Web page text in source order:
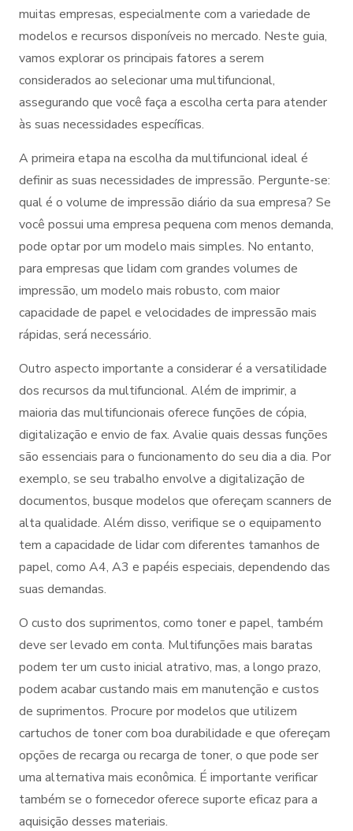
muitas empresas, especialmente com a variedade de
modelos e recursos disponíveis no mercado. Neste guia,
vamos explorar os principais fatores a serem
considerados ao selecionar uma multifuncional,
assegurando que você faça a escolha certa para atender
às suas necessidades específicas.
A primeira etapa na escolha da multifuncional ideal é
definir as suas necessidades de impressão. Pergunte-se:
qual é o volume de impressão diário da sua empresa? Se
você possui uma empresa pequena com menos demanda,
pode optar por um modelo mais simples. No entanto,
para empresas que lidam com grandes volumes de
impressão, um modelo mais robusto, com maior
capacidade de papel e velocidades de impressão mais
rápidas, será necessário.
Outro aspecto importante a considerar é a versatilidade
dos recursos da multifuncional. Além de imprimir, a
maioria das multifuncionais oferece funções de cópia,
digitalização e envio de fax. Avalie quais dessas funções
são essenciais para o funcionamento do seu dia a dia. Por
exemplo, se seu trabalho envolve a digitalização de
documentos, busque modelos que ofereçam scanners de
alta qualidade. Além disso, verifique se o equipamento
tem a capacidade de lidar com diferentes tamanhos de
papel, como A4, A3 e papéis especiais, dependendo das
suas demandas.
O custo dos suprimentos, como toner e papel, também
deve ser levado em conta. Multifunções mais baratas
podem ter um custo inicial atrativo, mas, a longo prazo,
podem acabar custando mais em manutenção e custos
de suprimentos. Procure por modelos que utilizem
cartuchos de toner com boa durabilidade e que ofereçam
opções de recarga ou recarga de toner, o que pode ser
uma alternativa mais econômica. É importante verificar
também se o fornecedor oferece suporte eficaz para a
aquisição desses materiais.